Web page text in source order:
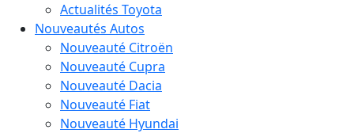
Actualités Toyota
Nouveautés Autos
Nouveauté Citroën
Nouveauté Cupra
Nouveauté Dacia
Nouveauté Fiat
Nouveauté Hyundai